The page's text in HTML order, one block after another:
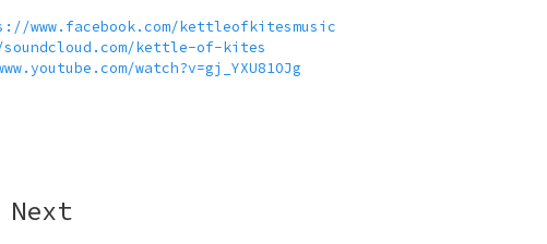
www.facebook.com/kettleofkitesmusic
kettle-of-kites
watch?v=gj_YXU81OJg
Next